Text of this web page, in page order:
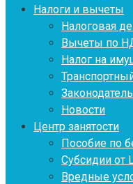
Налоги и вычеты
Налоговая
Вычеты по
Налог на
Новости
Центр занятости
Пособие по
Субсидии от
Вредные